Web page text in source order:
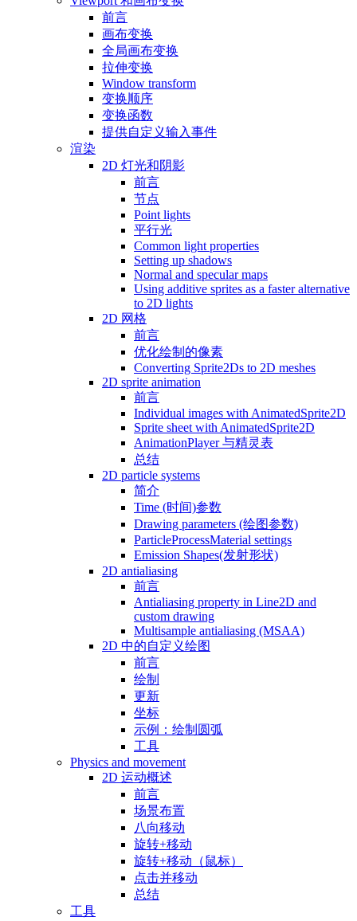
前言
画布变换
全局画布变换
拉伸变换
Window transform
变换顺序
变换函数
提供自定义输入事件
渲染
2D 灯光和阴影
前言
节点
Point lights
平行光
Common light properties
Setting up shadows
Normal and specular maps
Using additive sprites as a faster alternative
to 2D lights
2D 网格
前言
优化绘制的像素
Converting Sprite2Ds to 2D meshes
2D sprite animation
前言
Individual images with AnimatedSprite2D
Sprite sheet with AnimatedSprite2D
AnimationPlayer 与精灵表
总结
2D particle systems
简介
Time (时间)参数
Drawing parameters (绘图参数)
ParticleProcessMaterial settings
Emission Shapes(发射形状)
2D antialiasing
前言
Antialiasing property in Line2D and
custom drawing
Multisample antialiasing (MSAA)
2D 中的自定义绘图
前言
绘制
更新
坐标
示例：绘制圆弧
工具
Physics and movement
2D 运动概述
前言
场景布置
八向移动
旋转+移动
旋转+移动（鼠标）
点击并移动
总结
工具